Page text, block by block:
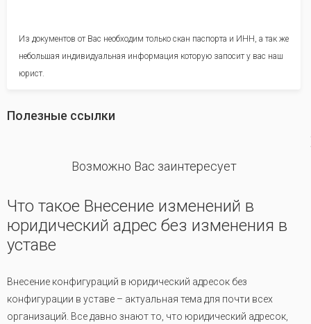
Из документов от Вас необходим только скан паспорта и ИНН, а так же
небольшая индивидуальная информация которую запосит у вас наш
юрист.
Полезные ссылки
Возможно Вас заинтересует
Что такое Внесение изменений в
юридический адрес без изменения в
уставе
Внесение конфигураций в юридический адресок без
конфигурации в уставе – актуальная тема для почти всех
организаций. Все давно знают то, что юридический адресок,